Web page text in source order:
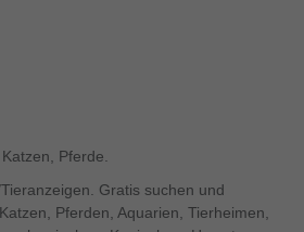
Pferde.
Gratis suchen und
Pferden, Aquarien, Tierheimen,